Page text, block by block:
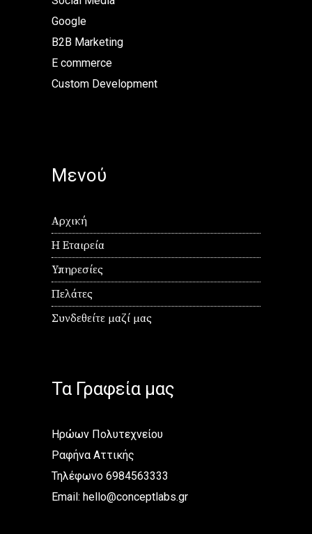
Google
B2B Marketing
E commerce
Custom Development
Μενού
Αρχική
Η Εταιρεία
Υπηρεσίες
Πελάτες
Συνδεθείτε μαζί μας
Τα Γραφεία μας
Ηρώων Πολυτεχνείου
Ραφήνα Αττικής
Τηλέφωνο 6984563333
Email: hello@conceptlabs.gr